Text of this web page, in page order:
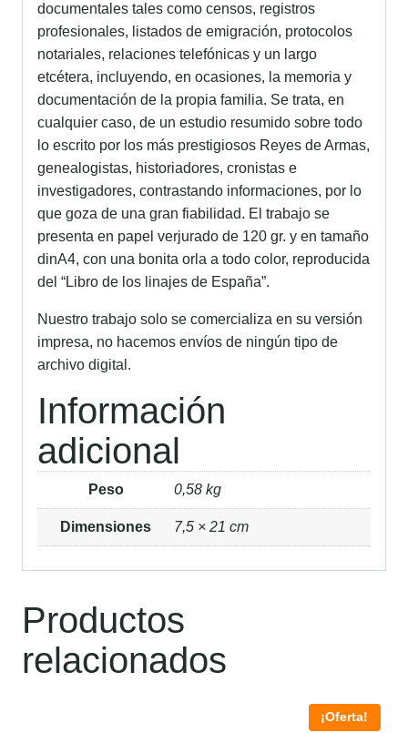
documentales tales como censos, registros
profesionales, listados de emigración, protocolos
notariales, relaciones telefónicas y un largo
etcétera, incluyendo, en ocasiones, la memoria y
documentación de la propia familia. Se trata, en
cualquier caso, de un estudio resumido sobre todo
lo escrito por los más prestigiosos Reyes de Armas,
genealogistas, historiadores, cronistas e
investigadores, contrastando informaciones, por lo
que goza de una gran fiabilidad. El trabajo se
presenta en papel verjurado de 120 gr. y en tamaño
dinA4, con una bonita orla a todo color, reproducida
del “Libro de los linajes de España”.
Nuestro trabajo solo se comercializa en su versión
impresa, no hacemos envíos de ningún tipo de
archivo digital.
Información
adicional
Peso 0,58 kg
Dimensiones 7,5 × 21 cm
Productos
relacionados
¡Oferta!